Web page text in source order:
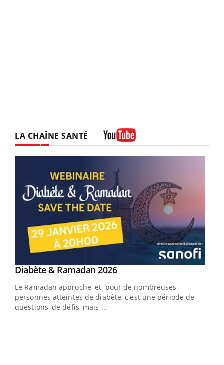
LA CHAÎNE SANTÉ
Youtube
Diabète & Ramadan 2026Youtube
Le Ramadan approche, et, pour de nombreuses
personnes atteintes de diabète, c'est une période de
questions, de défis, mais ...